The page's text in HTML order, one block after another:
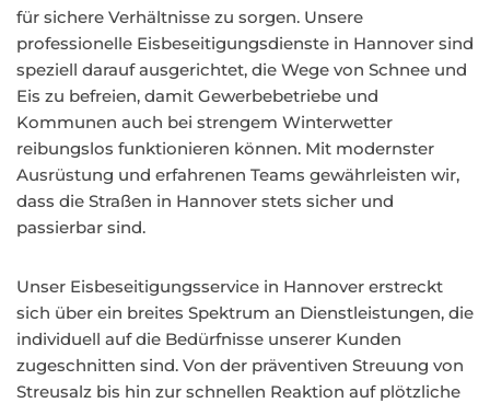
für sichere Verhältnisse zu sorgen. Unsere
professionelle Eisbeseitigungsdienste in Hannover sind
speziell darauf ausgerichtet, die Wege von Schnee und
Eis zu befreien, damit Gewerbebetriebe und
Kommunen auch bei strengem Winterwetter
reibungslos funktionieren können. Mit modernster
Ausrüstung und erfahrenen Teams gewährleisten wir,
dass die Straßen in Hannover stets sicher und
passierbar sind.
Unser Eisbeseitigungsservice in Hannover erstreckt
sich über ein breites Spektrum an Dienstleistungen, die
individuell auf die Bedürfnisse unserer Kunden
zugeschnitten sind. Von der präventiven Streuung von
Streusalz bis hin zur schnellen Reaktion auf plötzliche